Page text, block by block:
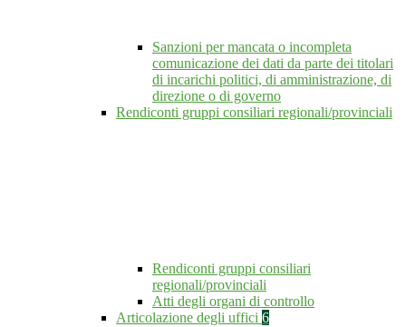
Sanzioni per mancata o incompleta
comunicazione dei dati da parte dei titolari
di incarichi politici, di amministrazione, di
direzione o di governo
Rendiconti gruppi consiliari regionali/provinciali
Rendiconti gruppi consiliari
regionali/provinciali
Atti degli organi di controllo
Articolazione degli uffici 6